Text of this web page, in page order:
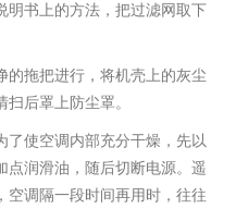
明书上的方法，把过滤网取下
的拖把进行，将机壳上的灰尘
后罩上防尘罩。
了使空调内部充分干燥，先以
点润滑油，随后切断电源。遥
空调隔一段时间再用时，往往